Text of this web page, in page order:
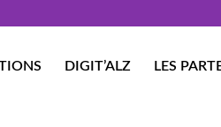
DIGIT’ALZ LES